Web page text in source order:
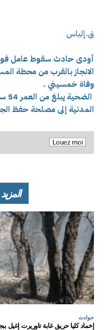
ق.إلياس
أودى حادث سقوط عامل فوق
الانجاز بالقرب من محطة
وفاة خمسيني .
المدنية إلى مصلحة حفظ
حوادث
إخماد كليا حريق غابة تاوريرت إغيل